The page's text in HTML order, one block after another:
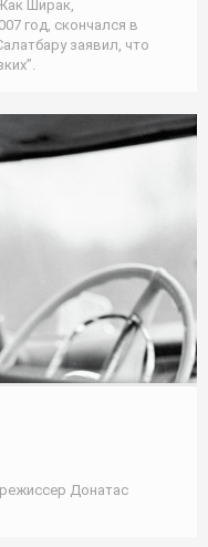
Ширак,
год, скончался в
заявил, что
Донатас